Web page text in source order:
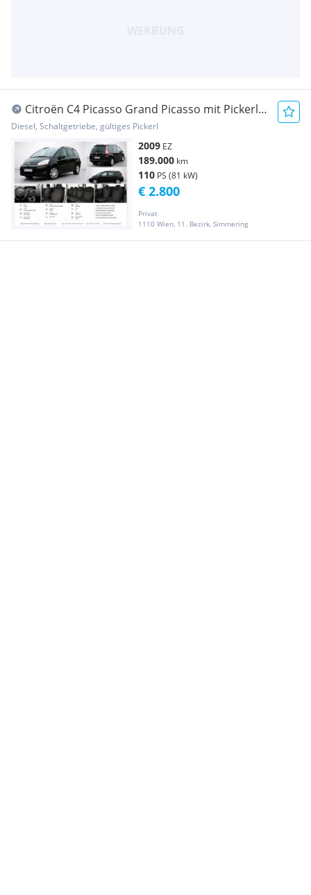
Citroën C4 Picasso Grand Picasso mit Pickerl
03/27
Diesel, Schaltgetriebe, gültiges Pickerl
2009 EZ
189.000 km
110 PS (81 kW)
Privat
1110 Wien, 11. Bezirk, Simmering
€ 2.800